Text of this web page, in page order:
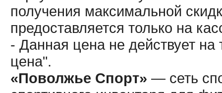
получения максимальной
предоставляется только на
- Данная цена не действует
цена".
«Поволжье Спорт» — сеть